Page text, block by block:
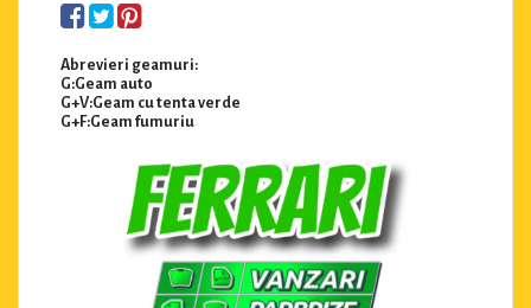
Abrevieri geamuri:
G:Geam auto
G+V:Geam cu tenta verde
G+F:Geam fumuriu